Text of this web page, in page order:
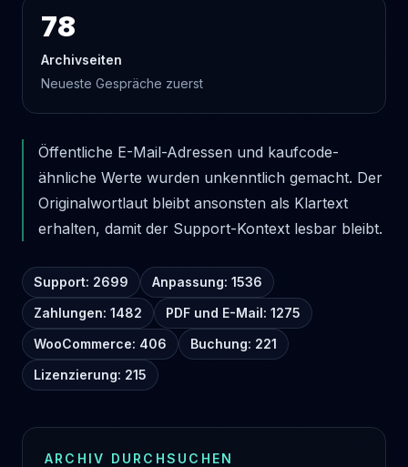
78
Archivseiten
Neueste Gespräche zuerst
Öffentliche E-Mail-Adressen und kaufcode-
ähnliche Werte wurden unkenntlich gemacht. Der
Originalwortlaut bleibt ansonsten als Klartext
erhalten, damit der Support-Kontext lesbar bleibt.
Support: 2699
Anpassung: 1536
Zahlungen: 1482
PDF und E-Mail: 1275
WooCommerce: 406
Buchung: 221
Lizenzierung: 215
ARCHIV DURCHSUCHEN